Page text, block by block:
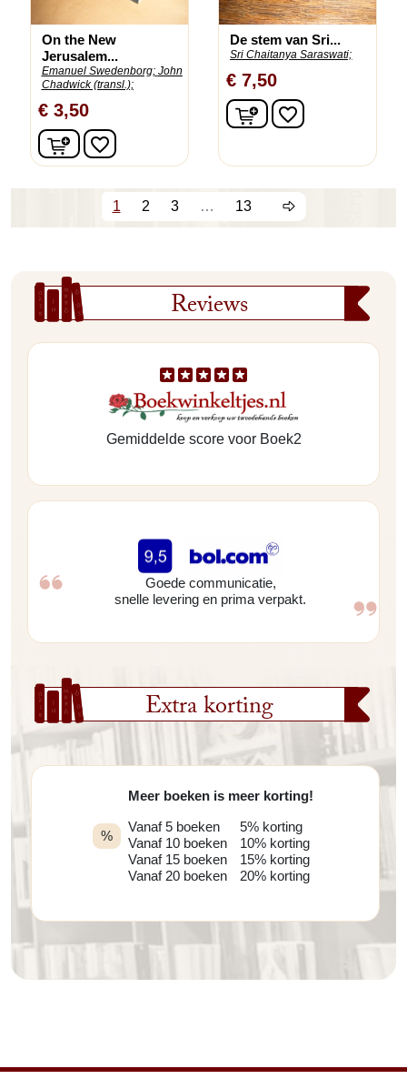
Reviews
Gemiddelde score voor Boek2
Goede communicatie,
snelle levering en prima verpakt.
Extra korting
%
Meer boeken is meer korting!
Vanaf 5 boeken
Vanaf 10 boeken
Vanaf 15 boeken
Vanaf 20 boeken
5% korting
10% korting
15% korting
20% korting
On the New
Jerusalem...
Emanuel Swedenborg; John
Chadwick (transl.);
€ 3,50
In winkelwagen
favorite_border
De stem van Sri...
Sri Chaitanya Saraswati;
€ 7,50
In winkelwagen
favorite_border
1 2 3 … 13